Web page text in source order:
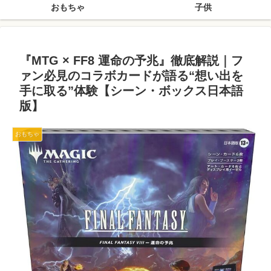
おもちゃ 子供
『MTG × FF8 運命の予兆』徹底解説｜フ
ァン必見のコラボカードが語る“想い出を
手に取る”体験【シーン・ボックス日本語
版】
おもちゃ